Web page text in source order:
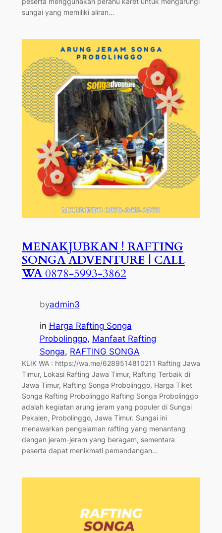
sungai yang memiliki aliran…
MENAKJUBKAN ! RAFTING
SONGA ADVENTURE | CALL
WA0878-5993-3862
byadmin3
in Harga Rafting Songa
Probolinggo, Manfaat Rafting
Songa, RAFTING SONGA
KLIK WA : https://wa.me/6289514810211 Rafting Jawa
Timur, Lokasi Rafting Jawa Timur, Rafting Terbaik di
Jawa Timur, Rafting Songa Probolinggo, Harga Tiket
Songa Rafting Probolinggo Rafting Songa Probolinggo
adalah kegiatan arung jeram yang populer di Sungai
Pekalen, Probolinggo, Jawa Timur. Sungai ini
menawarkan pengalaman rafting yang menantang
dengan jeram-jeram yang beragam, sementara
peserta dapat menikmati pemandangan…